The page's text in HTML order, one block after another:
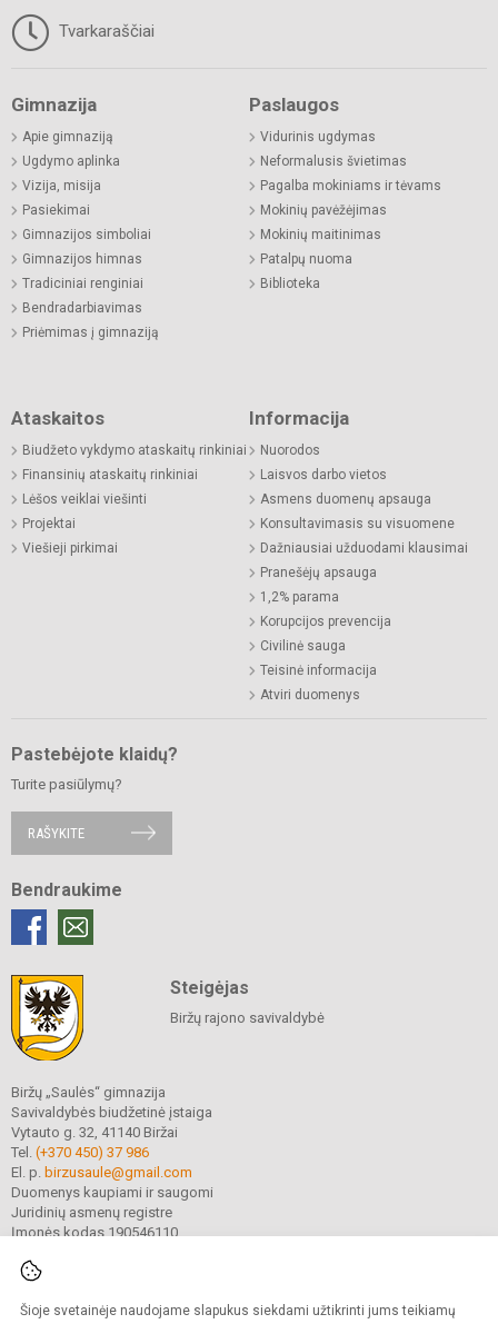
Šioje svetainėje naudojame slapukus siekdami užtikrinti jums teikiamų
Tvarkaraščiai
Gimnazija
Apie gimnaziją
Ugdymo aplinka
Vizija, misija
Pasiekimai
Gimnazijos simboliai
Gimnazijos himnas
Tradiciniai renginiai
Bendradarbiavimas
Priėmimas į gimnaziją
Paslaugos
Vidurinis ugdymas
Neformalusis švietimas
Pagalba mokiniams ir tėvams
Mokinių pavėžėjimas
Mokinių maitinimas
Patalpų nuoma
Biblioteka
Ataskaitos
Biudžeto vykdymo ataskaitų rinkiniai
Finansinių ataskaitų rinkiniai
Lėšos veiklai viešinti
Projektai
Viešieji pirkimai
Informacija
Nuorodos
Laisvos darbo vietos
Asmens duomenų apsauga
Konsultavimasis su visuomene
Dažniausiai užduodami klausimai
Pranešėjų apsauga
1,2% parama
Korupcijos prevencija
Civilinė sauga
Teisinė informacija
Atviri duomenys
Pastebėjote klaidų?
Turite pasiūlymų?
RAŠYKITE
Bendraukime
Steigėjas
Biržų rajono savivaldybė
Biržų „Saulės“ gimnazija
Savivaldybės biudžetinė įstaiga
Vytauto g. 32, 41140 Biržai
Tel. (+370 450) 37 986
El. p. birzusaule@gmail.com
Duomenys kaupiami ir saugomi
Juridinių asmenų registre
Įmonės kodas 190546110
© 2021. Biržų „Saulės“ gimnazija. Visos teisės saugomos.